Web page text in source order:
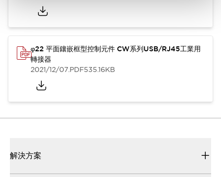
φ22 平面鑲嵌框型控制元件 CW系列USB/RJ45工業用
轉接器
2021/12/07.PDF535.16KB
解決方案